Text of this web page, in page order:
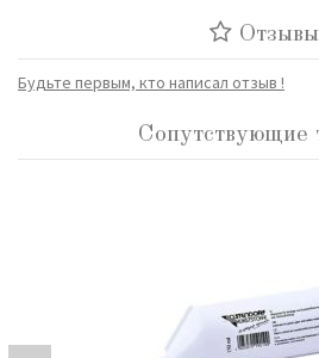
Отзывы
Будьте первым, кто написал отзыв !
Сопутствующие